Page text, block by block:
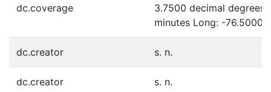
dc.coverage
3.7500 decimal degrees
minutes Long: -76.5000
dc.creator s. n.
dc.creator s. n.